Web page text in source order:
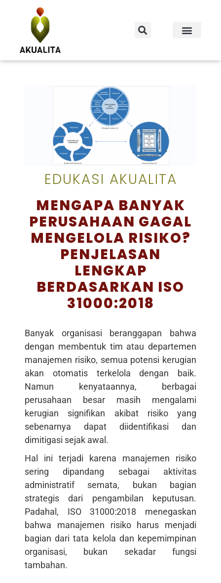
EDUKASI AKUALITA
MENGAPA BANYAK
PERUSAHAAN GAGAL
MENGELOLA RISIKO?
PENJELASAN
LENGKAP
BERDASARKAN ISO
31000:2018
Banyak organisasi beranggapan bahwa
dengan membentuk tim atau departemen
manajemen risiko, semua potensi kerugian
akan otomatis terkelola dengan baik.
Namun kenyataannya, berbagai
perusahaan besar masih mengalami
kerugian signifikan akibat risiko yang
sebenarnya dapat diidentifikasi dan
dimitigasi sejak awal.
Hal ini terjadi karena manajemen risiko
sering dipandang sebagai aktivitas
administratif semata, bukan bagian
strategis dari pengambilan keputusan.
Padahal, ISO 31000:2018 menegaskan
bahwa manajemen risiko harus menjadi
bagian dari tata kelola dan kepemimpinan
organisasi, bukan sekadar fungsi
tambahan.